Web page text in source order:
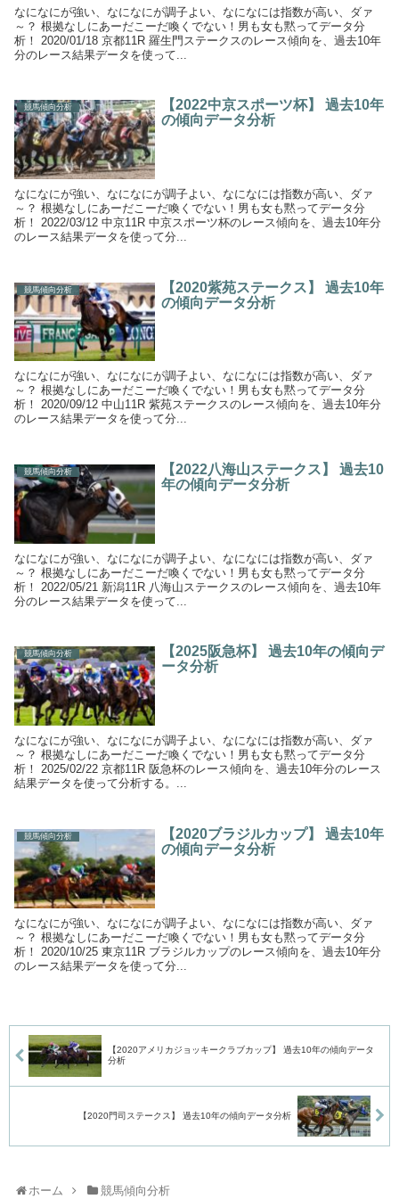
なになにが強い、なになにが調子よい、なになには指数が高い、ダァ
～？ 根拠なしにあーだこーだ喚くでない！男も女も黙ってデータ分
析！ 2020/01/18 京都11R 羅生門ステークスのレース傾向を、過去10年
分のレース結果データを使って...
競馬傾向分析
【2022中京スポーツ杯】 過去10年
の傾向データ分析
なになにが強い、なになにが調子よい、なになには指数が高い、ダァ
～？ 根拠なしにあーだこーだ喚くでない！男も女も黙ってデータ分
析！ 2022/03/12 中京11R 中京スポーツ杯のレース傾向を、過去10年分
のレース結果データを使って分...
競馬傾向分析
【2020紫苑ステークス】 過去10年
の傾向データ分析
なになにが強い、なになにが調子よい、なになには指数が高い、ダァ
～？ 根拠なしにあーだこーだ喚くでない！男も女も黙ってデータ分
析！ 2020/09/12 中山11R 紫苑ステークスのレース傾向を、過去10年分
のレース結果データを使って分...
競馬傾向分析
【2022八海山ステークス】 過去10
年の傾向データ分析
なになにが強い、なになにが調子よい、なになには指数が高い、ダァ
～？ 根拠なしにあーだこーだ喚くでない！男も女も黙ってデータ分
析！ 2022/05/21 新潟11R 八海山ステークスのレース傾向を、過去10年
分のレース結果データを使って...
競馬傾向分析
【2025阪急杯】 過去10年の傾向デ
ータ分析
なになにが強い、なになにが調子よい、なになには指数が高い、ダァ
～？ 根拠なしにあーだこーだ喚くでない！男も女も黙ってデータ分
析！ 2025/02/22 京都11R 阪急杯のレース傾向を、過去10年分のレース
結果データを使って分析する。...
競馬傾向分析
【2020ブラジルカップ】 過去10年
の傾向データ分析
なになにが強い、なになにが調子よい、なになには指数が高い、ダァ
～？ 根拠なしにあーだこーだ喚くでない！男も女も黙ってデータ分
析！ 2020/10/25 東京11R ブラジルカップのレース傾向を、過去10年分
のレース結果データを使って分...
【2020アメリカジョッキークラブカップ】 過去10年の傾向データ
分析
【2020門司ステークス】 過去10年の傾向データ分析
ホーム 競馬傾向分析